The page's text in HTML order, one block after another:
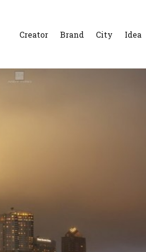
Creator Brand City Idea